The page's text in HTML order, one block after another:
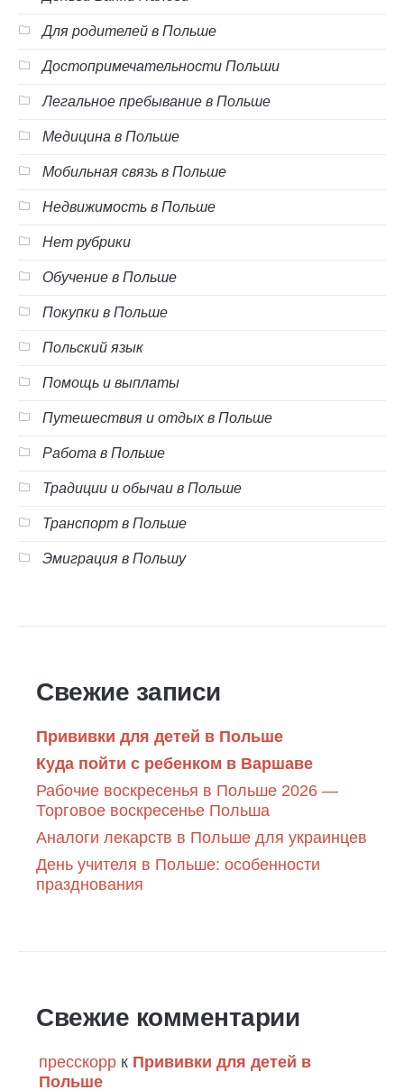
Для родителей в Польше
Достопримечательности Польши
Легальное пребывание в Польше
Медицина в Польше
Мобильная связь в Польше
Недвижимость в Польше
Нет рубрики
Обучение в Польше
Покупки в Польше
Польский язык
Помощь и выплаты
Путешествия и отдых в Польше
Работа в Польше
Традиции и обычаи в Польше
Транспорт в Польше
Эмиграция в Польшу
Свежие записи
Прививки для детей в Польше
Куда пойти с ребенком в Варшаве
Рабочие воскресенья в Польше 2026 —
Торговое воскресенье Польша
Аналоги лекарств в Польше для украинцев
День учителя в Польше: особенности
празднования
Свежие комментарии
пресскорр к Прививки для детей в
Польше